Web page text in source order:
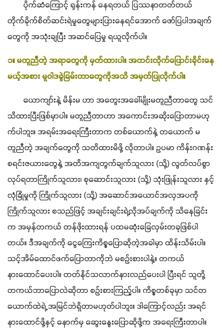
ပိုက်ဆံကြောင့် ရုန်းကန် နေရတယ် ပြဿနာတတ်တယ်
တိုက်ခိုက်စိတ်ဆင်းရဲမှုတွေများပြားနေရင်အောက် ဖော်ပြပါအချက်
တွေကို အသုံးချပြီး အဆင်ပြေမှု ရယူလိုက်ပါ။
၁။ မတူညီတဲ့ အရာတွေကို မှတ်ထားပါ။ အတင်းလိုက်ပြောင်းခိုင်းနေ
မယ့်အစား မူဝါဒခွဲခြမ်းတာတွေကိုအသိ အမှတ်ပြုလိုက်ပါ။
ယောကျာ်းနဲ့ မိန်းမ ဟာ အတွေးအခေါ်မျိုးမတူညီတာတွေ သင်
သိထားပြီးဖြစ်မှာပါ။ မတူညီတာဟာ အကောင်းအဆိုးပြောတာမဟု
က်ပါဘူး။ အရမ်းအရေးကြီးတာက တစ်ယောက်နဲ့ တယောက် မ
တူညီတဲ့ အချက်တွေကို သတိထားမိဖို့ လိုတာပါ။ ဥပမာ ကိန်းဂဏန်း
စရင်းဇယားတွေနဲ့ အတိအကျတွက်ချက်သူလား (သို့) လွတ်လပ်စွာ
လုပ်ရတာကြိုက်သူလား၊ စုဆောင်းသူလား (သို့) သုံးဖြုန်းသူလား နှင့်
လုံခြုံမှုကို ကြိုက်သူလား (သို့) အဆောင်အယောင်အလှအပကို
ကြိုက်သူလား စသည်ဖြင့် အချင်းချင်းရဲ့လိုအပ်ချက်ကို သိနေခြင်း
က အမှန်တကယ် တန်ဖိုးထားရန် ပထမဆုံးခြေလှမ်းတခုဖြစ်ပါ
တယ်။ ဒီအချက်ကို ငွေကြေးကိစ္စပြောဆိုတဲ့အခါမှာ ထိန်းသိမ်းပါ။
သင့်အိမ်ထောင်ဖက်ပြောတာကိုဘဲ မစဥ်းစားပါနဲ့။ တကယ်
နားထောင်ပေးပါ။ တတ်နိုင်သလာက်နားလည်ပေးပါ ပြီးရင် သူတို့
တကယ်ဘာပြောလဲဆိုတာ စဥ်းစားကြည့်ပါ။ ကိစ္စတစ်ခုမှာ သင်တ
ယောက်ထဲရဲ့ အမြင်ဘဲရှိတာမဟုတ်ပါဘူး။ ဒါကြောင့်လည်း အရင်
နားထောင်ဖို့နှင့် နောက်မှ ဆွေးနွေးပြောဆိုဖို့က အရေးကြီးတာပါ။